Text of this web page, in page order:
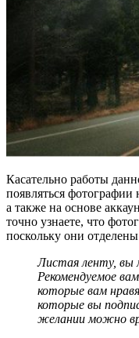
Касательно работы
появляться фотографии
а также на основе
точно узнаете, что
поскольку они
Листая ленту, вы
Рекомендуемое
которые вам
которые вы
желании можно